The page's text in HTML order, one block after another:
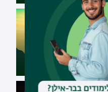
תואר ראשון בפילוסופיה כללית
עם תורה שבעל-פה - דו-חוגי
מובנה